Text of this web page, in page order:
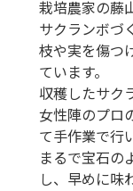
栽培農家の藤
サクランボづ
枝や実を傷つ
ています。
収穫したサク
女性陣のプロ
て手作業で行
まるで宝石の
し、早めに味